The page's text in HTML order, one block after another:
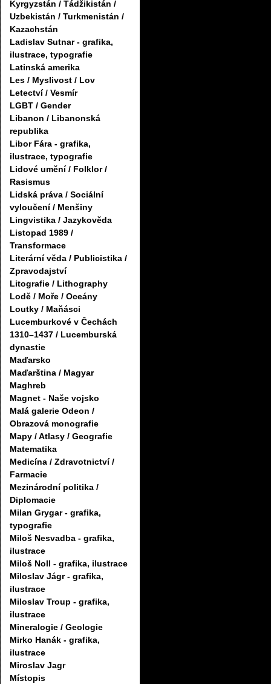
Kyrgyzstán / Tádžikistán /
Uzbekistán / Turkmenistán /
Kazachstán
Ladislav Sutnar - grafika,
ilustrace, typografie
Latinská amerika
Les / Myslivost / Lov
Letectví / Vesmír
LGBT / Gender
Libanon / Libanonská
republika
Libor Fára - grafika,
ilustrace, typografie
Lidové umění / Folklor /
Rasismus
Lidská práva / Sociální
vyloučení / Menšiny
Lingvistika / Jazykověda
Listopad 1989 /
Transformace
Literární věda / Publicistika /
Zpravodajství
Litografie / Lithography
Lodě / Moře / Oceány
Loutky / Maňásci
Lucemburkové v Čechách
1310–1437 / Lucemburská
dynastie
Maďarsko
Maďarština / Magyar
Maghreb
Magnet - Naše vojsko
Malá galerie Odeon /
Obrazová monografie
Mapy / Atlasy / Geografie
Matematika
Medicína / Zdravotnictví /
Farmacie
Mezinárodní politika /
Diplomacie
Milan Grygar - grafika,
typografie
Miloš Nesvadba - grafika,
ilustrace
Miloš Noll - grafika, ilustrace
Miloslav Jágr - grafika,
ilustrace
Miloslav Troup - grafika,
ilustrace
Mineralogie / Geologie
Mirko Hanák - grafika,
ilustrace
Miroslav Jagr
Místopis